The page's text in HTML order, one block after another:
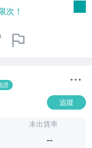
次！
證
追蹤
未出貨率
--